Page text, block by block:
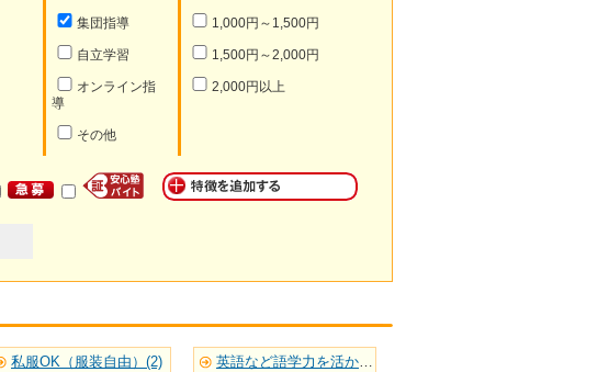
集団指導
自立学習
オンライン指
導
その他
1,000円～1,500円
1,500円～2,000円
2,000円以上
私服OK（服装自由）(2) 英語など語学力を活かせる(1)